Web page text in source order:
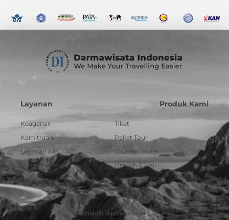
Layanan
Keagenan
Kemitraan
Layanan API
Urus Dokumen
Produk Kami
Tiket
Paket Tour
Voucher Hotel
Umroh & Haji
Pulsa dan PPOB
Unduh Aplikasinya :